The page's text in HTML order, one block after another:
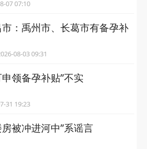
2026-08-07 07:10
：禹州市、长葛市有备孕补
许昌”微信公众号 2026-08-03 09:31
领备孕补贴”不实
2026-07-31 19:23
被冲进河中”系谣言